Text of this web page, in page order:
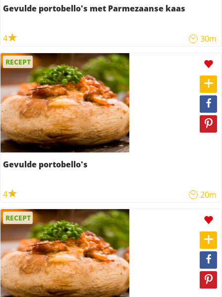
Gevulde portobello's met Parmezaanse kaas
4 30m
RECEPT
Gevulde portobello's
4 20m
RECEPT